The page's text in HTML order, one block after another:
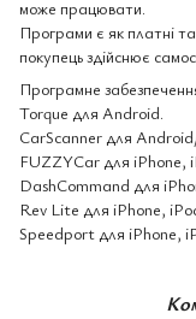
може працювати.
Програми є як платні
покупець здійснює
Програмне
Torque для Android.
CarScanner для
FUZZYCar для iPhone,
DashCommand для
Rev Lite для iPhone,
Speedport для iPhone,